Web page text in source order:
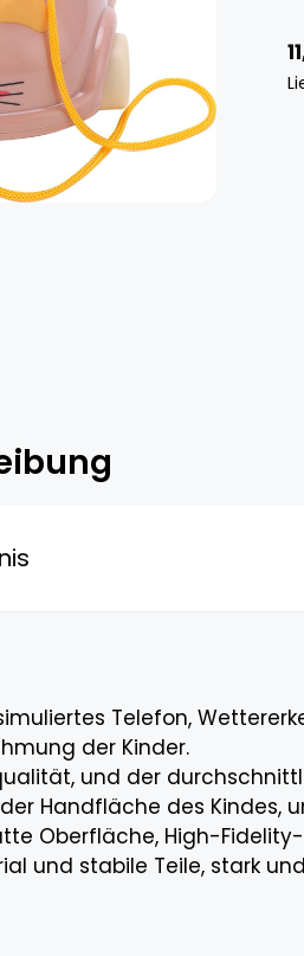
Telefon,
der Kinder.
und der
Handfläche des
Oberfläche, High-
und stabile Teile, stark